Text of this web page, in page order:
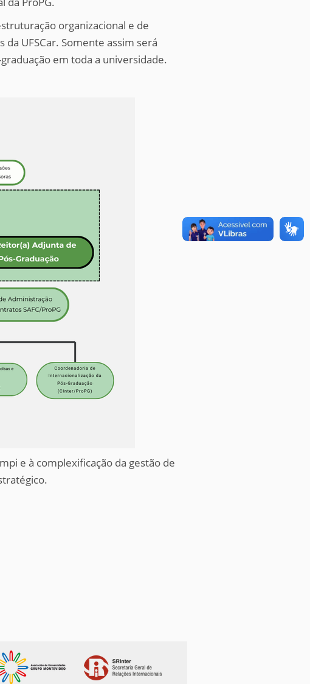
organizacional e de
UFSCar. Somente assim será
em toda a universidade.
e à complexificação da gestão de